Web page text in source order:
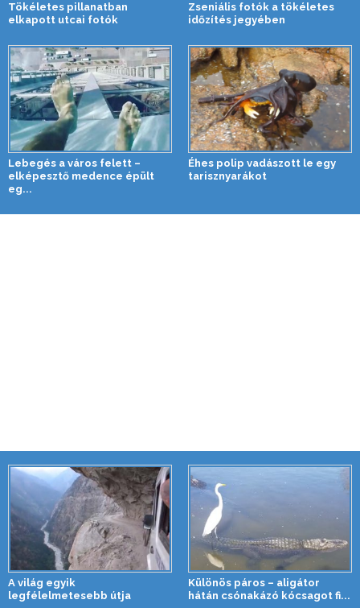
Tökéletes pillanatban
elkapott utcai fotók
Zseniális fotók a tökéletes
időzítés jegyében
Lebegés a város felett –
elképesztő medence épült
eg...
Éhes polip vadászott le egy
tarisznyarákot
A világ egyik
legfélelmetesebb útja
Különös páros – aligátor
hátán csónakázó kócsagot fi...